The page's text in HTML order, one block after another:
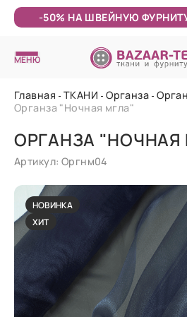
-50% НА ШВЕЙНУЮ
МЕНЮ
Главная ТКАНИ Органза
Органза "Ночная мгла"
ОРГАНЗА "НОЧНАЯ
Артикул: Оргнм04
НОВИНКА
ХИТ